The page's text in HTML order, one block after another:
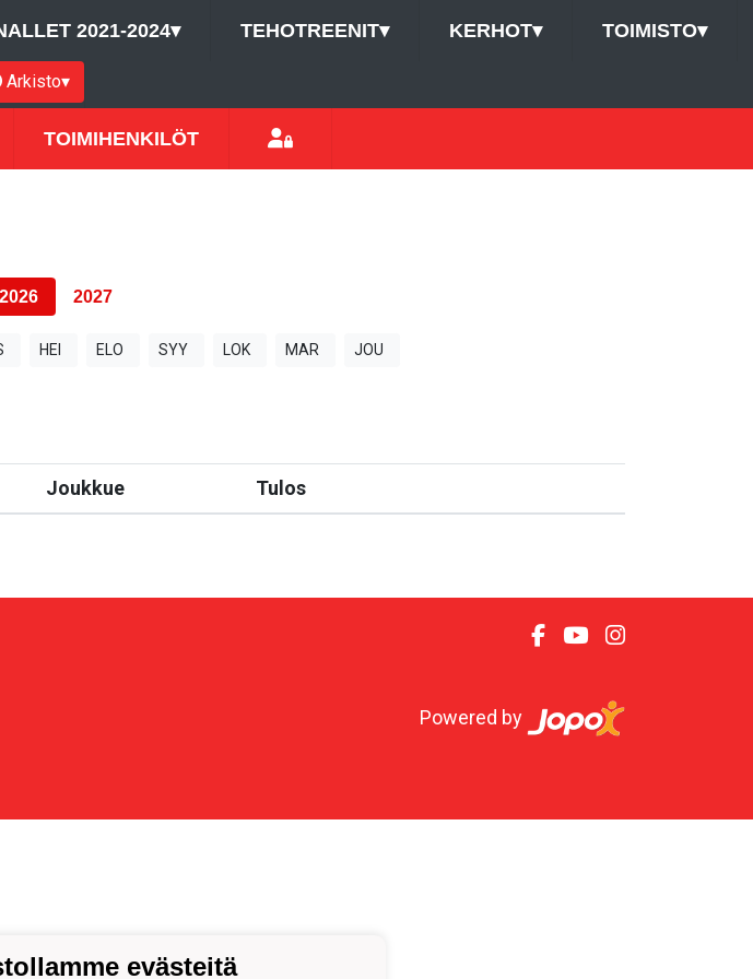
2021-2024▾ TEHOTREENIT▾ KERHOT▾ TOIMISTO▾
Arkisto▾
TOIMIHENKILÖT
2026 2027
HEI ELO SYY LOK MAR JOU
Joukkue Tulos
Powered by
evästeitä